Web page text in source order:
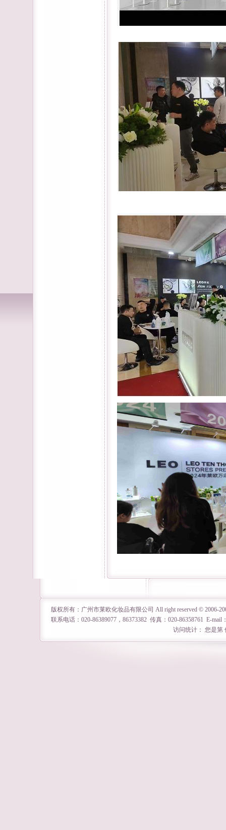
版权所有：广州市莱欧化妆品有限公司 All right reserved © 2006-
联系电话：020-86389077，86373382 传真：020-86358761 E-mail
访问统计： 您是第